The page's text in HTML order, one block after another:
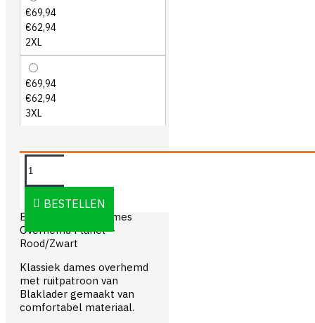
€69,94
€62,94
2XL
€69,94
€62,94
3XL
BESTELLEN
OMSCHRIJVING
Blåkläder 3209 Dames
Overhemd Flanel –
Rood/Zwart
Klassiek dames overhemd
met ruitpatroon van
Blaklader gemaakt van
comfortabel materiaal.